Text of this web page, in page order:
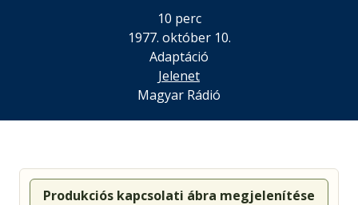
10 perc
1977. október 10.
Adaptáció
Jelenet
Magyar Rádió
Produkciós kapcsolati ábra megjelenítése